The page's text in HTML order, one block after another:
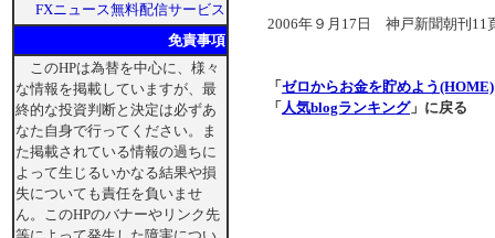
FXニュース無料配信サービス
免責事項
このHPは為替を中心に、様々
な情報を掲載していますが、最
終的な投資判断と決定は必ずあ
なた自身で行ってください。ま
た掲載されている情報の過ちに
よって生じるいかなる結果や損
失についても責任を負いませ
ん。このHPのバナーやリンク先
2006年９月17日 神戸新聞朝刊11
「 ゼロからお金を貯めよう(HOME)
「 人気blogランキング」に戻る